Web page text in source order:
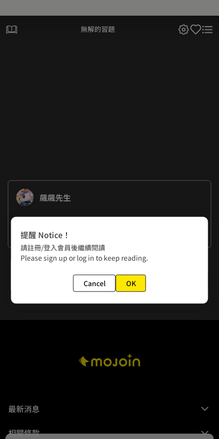
無解的習題
飆飆先生
好好地陪伴狗勾！
下一話
在黑洞裡的心
最新消息
相關條款
提醒 Notice！
請註冊/登入會員後繼續閱讀
Please sign up or log in to keep reading.
Cancel OK